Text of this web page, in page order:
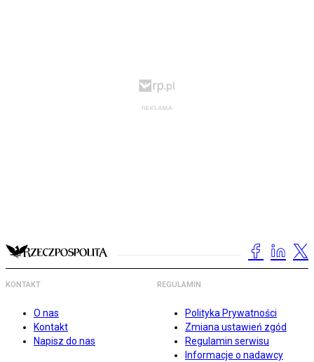
KONTAKT
O nas
Kontakt
Napisz do nas
REGULAMIN
Polityka Prywatności
Zmiana ustawień zgód
Regulamin serwisu
Informacje o nadawcy